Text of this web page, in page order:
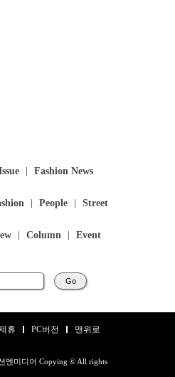
Fashion News
People Street
Column Event
Go
휴 PC버전 맨위로
엔미디어 Copying © All rights